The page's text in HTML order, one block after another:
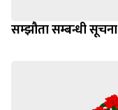
सम्झौता सम्बन्धी सूचना